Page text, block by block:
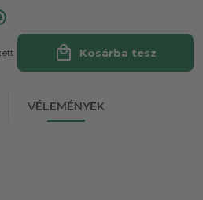
local_mall Kosárba tesz
VÉLEMÉNYEK